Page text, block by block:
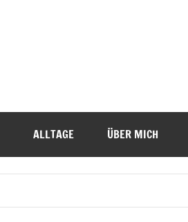
ALLTAGE ÜBER MICH